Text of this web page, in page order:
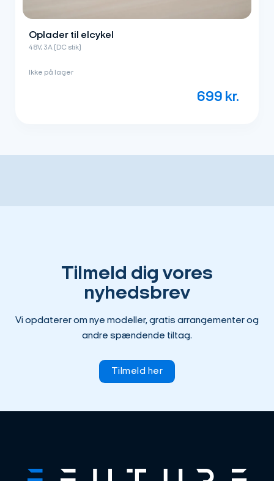
Oplader til elcykel
48V, 3A (DC stik)
699 kr.
Ikke på lager
Tilmeld dig vores
nyhedsbrev
Vi opdaterer om nye modeller, gratis arrangementer og
andre spændende tiltag.
Tilmeld her